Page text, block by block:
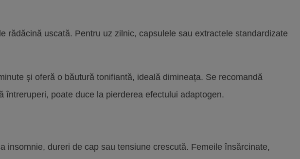
uscată. Pentru uz zilnic, capsulele sau extractele standardizate
și oferă o băutură tonifiantă, ideală dimineața. Se recomandă
poate duce la pierderea efectului adaptogen.
dureri de cap sau tensiune crescută. Femeile însărcinate,